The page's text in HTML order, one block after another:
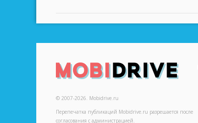
© 2007-2026. Mobidrive.ru
Перепечатка публикаций Mobidrive.ru разрешается после
согласования с администрацией.